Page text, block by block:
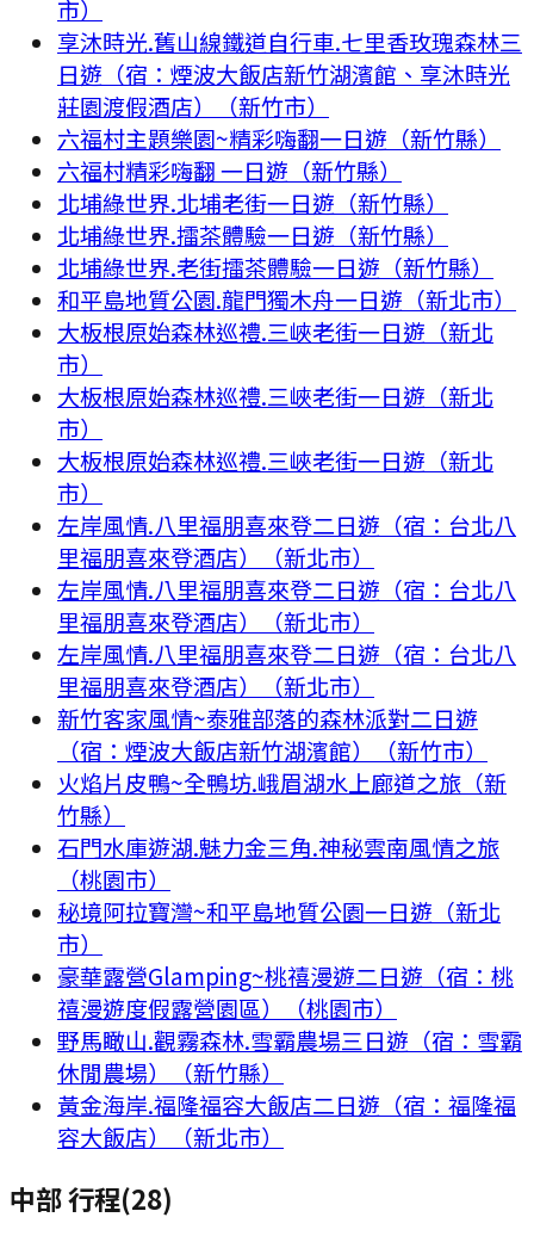
市）
享沐時光.舊山線鐵道自行車.七里香玫瑰森林三
日遊（宿：煙波大飯店新竹湖濱館、享沐時光
莊園渡假酒店）（新竹市）
六福村主題樂園~精彩嗨翻一日遊（新竹縣）
六福村精彩嗨翻 一日遊（新竹縣）
北埔綠世界.北埔老街一日遊（新竹縣）
北埔綠世界.擂茶體驗一日遊（新竹縣）
北埔綠世界.老街擂茶體驗一日遊（新竹縣）
和平島地質公園.龍門獨木舟一日遊（新北市）
大板根原始森林巡禮.三峽老街一日遊（新北
市）
大板根原始森林巡禮.三峽老街一日遊（新北
市）
大板根原始森林巡禮.三峽老街一日遊（新北
市）
左岸風情.八里福朋喜來登二日遊（宿：台北八
里福朋喜來登酒店）（新北市）
左岸風情.八里福朋喜來登二日遊（宿：台北八
里福朋喜來登酒店）（新北市）
左岸風情.八里福朋喜來登二日遊（宿：台北八
里福朋喜來登酒店）（新北市）
新竹客家風情~泰雅部落的森林派對二日遊
（宿：煙波大飯店新竹湖濱館）（新竹市）
火焰片皮鴨~全鴨坊.峨眉湖水上廊道之旅（新
竹縣）
石門水庫遊湖.魅力金三角.神秘雲南風情之旅
（桃園市）
秘境阿拉寶灣~和平島地質公園一日遊（新北
市）
豪華露營Glamping~桃禧漫遊二日遊（宿：桃
禧漫遊度假露營園區）（桃園市）
野馬瞰山.觀霧森林.雪霸農場三日遊（宿：雪霸
休閒農場）（新竹縣）
黃金海岸.福隆福容大飯店二日遊（宿：福隆福
容大飯店）（新北市）
中部 行程(28)